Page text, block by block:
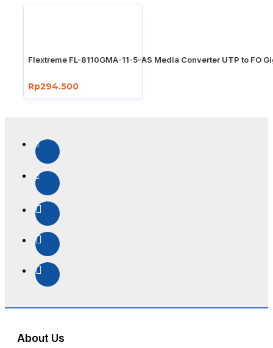
Flextreme FL-8110GMA-11-5-AS Media Converter UTP to FO
Rp294.500
About Us